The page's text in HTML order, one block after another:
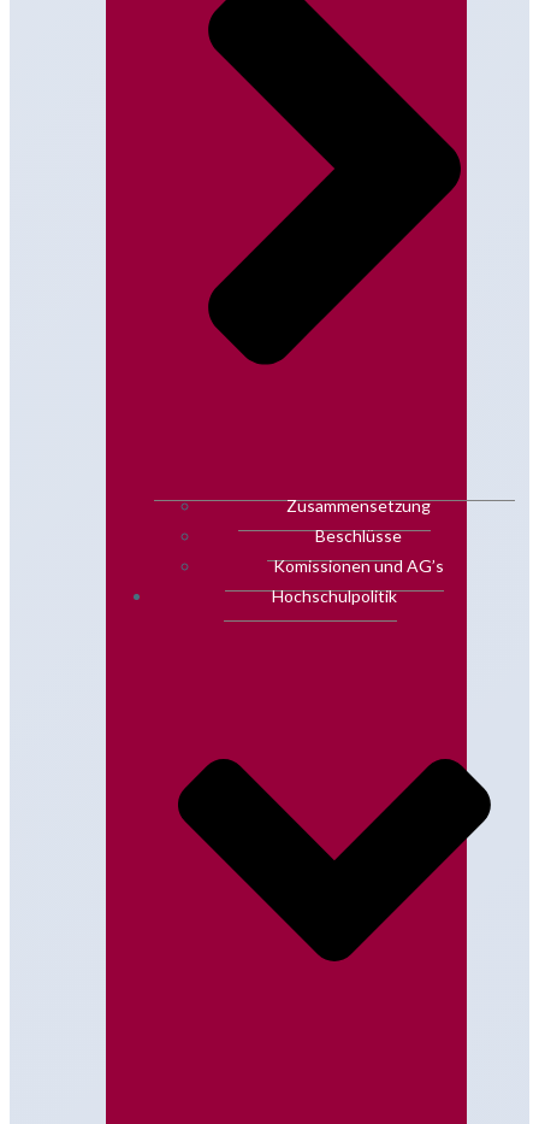
Zusammensetzung
Beschlüsse
Komissionen und AG’s
Hochschulpolitik